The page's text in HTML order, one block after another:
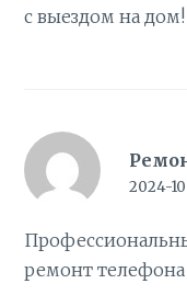
с выездом на дом!
2024-
ремонт